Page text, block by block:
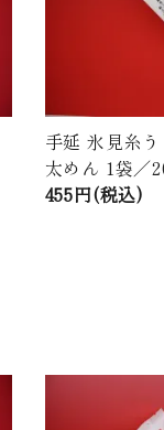
手延 氷見糸
太めん 1袋／
455円(税込)